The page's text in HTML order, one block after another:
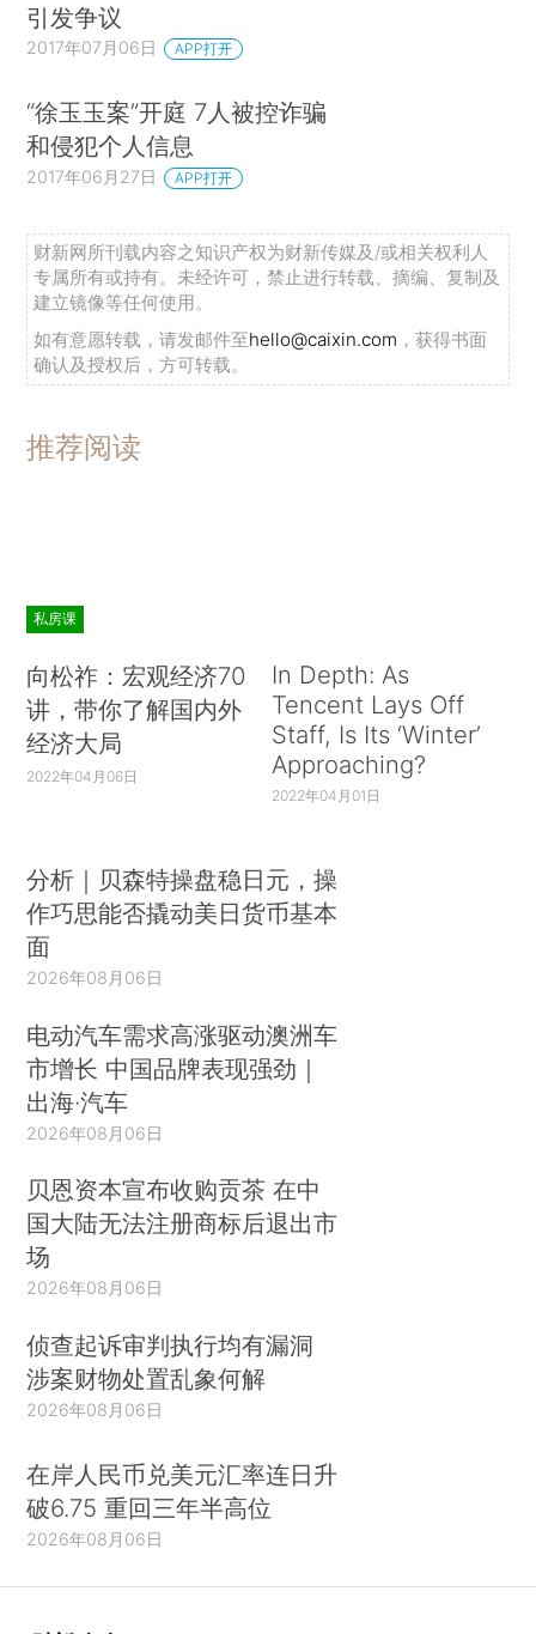
引发争议
2017年07月06日 APP打开
“徐玉玉案”开庭 7人被控诈骗
和侵犯个人信息
2017年06月27日 APP打开
财新网所刊载内容之知识产权为财新传媒及/或相关权利人
专属所有或持有。未经许可，禁止进行转载、摘编、复制及
建立镜像等任何使用。
如有意愿转载，请发邮件至hello@caixin.com ，获得书面
确认及授权后，方可转载。
推荐阅读
私房课
向松祚：宏观经济70
讲，带你了解国内外
经济大局
2022年04月06日
In Depth: As
Tencent Lays Off
Staff, Is Its ‘Winter’
Approaching?
2022年04月01日
分析｜贝森特操盘稳日元，操
作巧思能否撬动美日货币基本
面
2026年08月06日
电动汽车需求高涨驱动澳洲车
市增长 中国品牌表现强劲｜
出海·汽车
2026年08月06日
贝恩资本宣布收购贡茶 在中
国大陆无法注册商标后退出市
场
2026年08月06日
侦查起诉审判执行均有漏洞
涉案财物处置乱象何解
2026年08月06日
在岸人民币兑美元汇率连日升
破6.75 重回三年半高位
2026年08月06日